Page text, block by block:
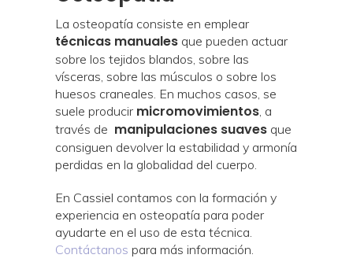
La osteopatía consiste en emplear
técnicas manuales que pueden actuar
sobre los tejidos blandos, sobre las
vísceras, sobre las músculos o sobre los
huesos craneales. En muchos casos, se
suele producir micromovimientos , a
través de manipulaciones suaves que
consiguen devolver la estabilidad y armonía
perdidas en la globalidad del cuerpo.
En Cassiel contamos con la formación y
experiencia en osteopatía para poder
ayudarte en el uso de esta técnica.
Contáctanos para más información.